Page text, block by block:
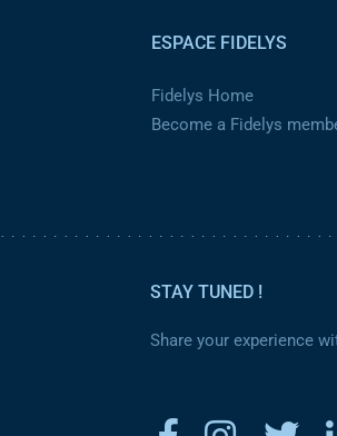
ESPACE FIDELYS
Fidelys Home
Become a Fidelys
STAY TUNED !
Share your experience